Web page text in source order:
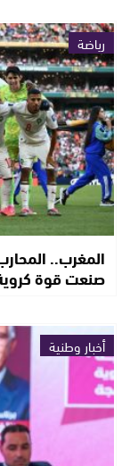
رياضة
المغرب..
صنعت قوة
أخبار وطنية